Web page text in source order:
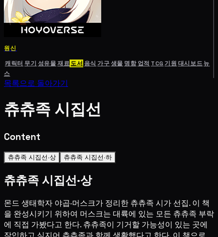
원신
캐릭터 무기 성유물재료도서 음식 가구생물 명함 업적 TCG기원 대시보드뉴
스
목록으로 돌아가기
츄츄족 시집선
Content
츄츄족 시집선·상 츄츄족 시집선·하
츄츄족 시집선·상
몬드 생태학자 야곱·머스크가 정리한 츄츄족 시가 선집. 이 책
을 완성시키기 위하여 머스크는 대륙에 있는 모든 츄츄족 부락
에 직접 가봤다고 한다. 츄츄족이 기거할 가능성이 있는 곳에